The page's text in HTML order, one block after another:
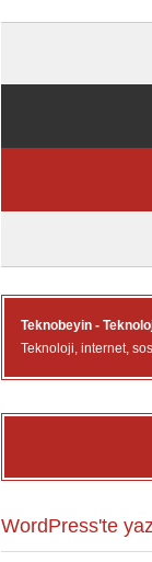
Teknobeyin -
Teknoloji, internet,
WordPress'te